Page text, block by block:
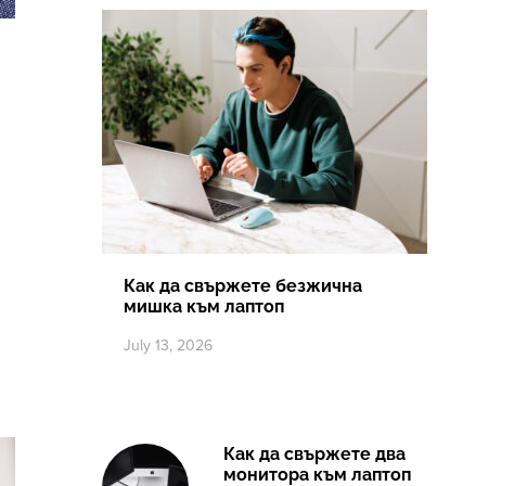
Как да свържете безжична
мишка към лаптоп
July 13, 2026
Как да свържете два
монитора към лаптоп